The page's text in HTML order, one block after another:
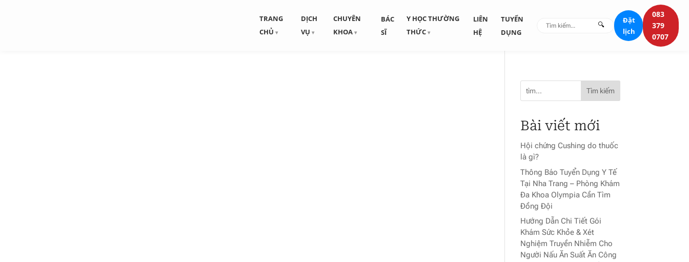
TRANG
CHỦ
DỊCH
VỤ
CHUYÊN
KHOA
BÁC
SĨ
Y HỌC THƯỜNG
THỨC
LIÊN
HỆ
TUYỂN
DỤNG
🔍
Đặt
lịch
083
379
0707
Tìm kiếm
Bài viết mới
Hội chứng Cushing do thuốc
là gì?
Thông Báo Tuyển Dụng Y Tế
Tại Nha Trang – Phòng Khám
Đa Khoa Olympia Cần Tìm
Đồng Đội
Hướng Dẫn Chi Tiết Gói
Khám Sức Khỏe & Xét
Nghiệm Truyền Nhiễm Cho
Người Nấu Ăn Suất Ăn Công